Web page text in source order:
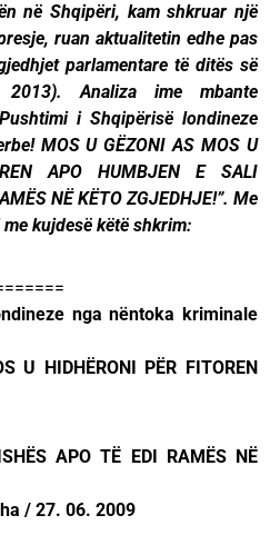
në Shqipëri, kam shkruar një
ruan aktualitetin edhe pas
parlamentare të ditës së
Analiza ime mbante
i Shqipërisë londineze
MOS U GËZONI AS MOS U
APO HUMBJEN E SALI
NË KËTO ZGJEDHJE!”. Me
kujdesë këtë shkrim:
nga nëntoka kriminale
U HIDHËRONI PËR FITOREN
APO TË EDI RAMËS NË
/ 27. 06. 2009